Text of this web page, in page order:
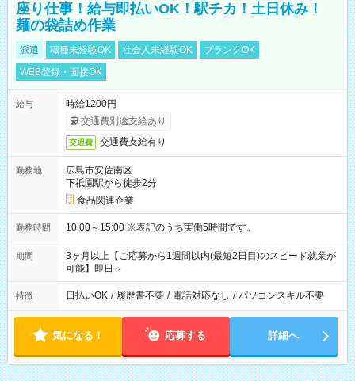
座り仕事！給与即払いOK！駅チカ！土日休み！
麺の袋詰め作業
派遣 職種未経験OK 社会人未経験OK
ブランクOK
WEB登録・面接OK
給与
時給1200円
交通費別途支給あり
交通費 交通費支給有り
勤務地
広島市安佐南区
下祇園駅から徒歩2分
食品関連企業
勤務時間 10:00～15:00 ※表記のうち実働5時間です。
期間
3ヶ月以上【ご応募から1週間以内(最短2日目)のスピード就業が
可能】即日～
特徴 日払いOK / 履歴書不要 / 電話対応なし / パソコンスキル不要
気になる！ 応募する 詳細へ